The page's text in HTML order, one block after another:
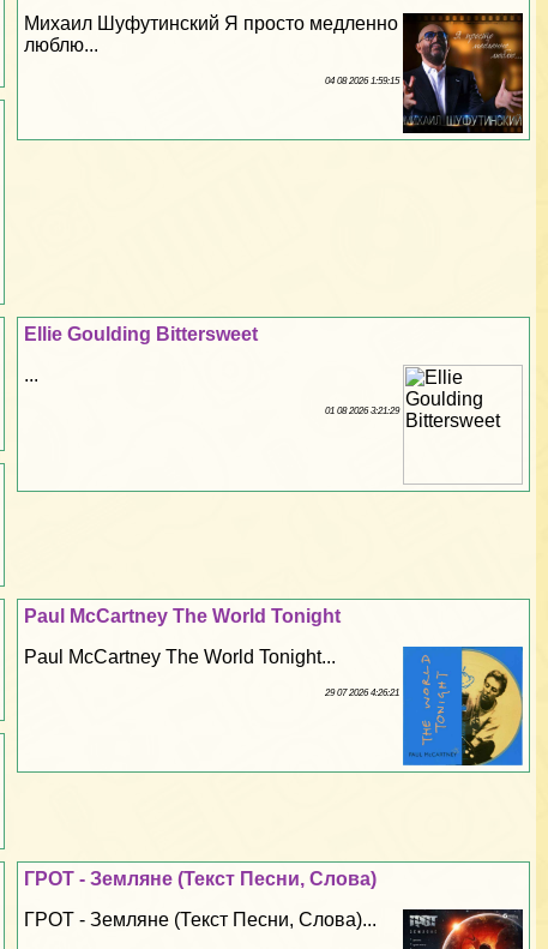
Михаил Шуфутинский Я просто медленно
люблю...
04 08 2026 1:59:15
Ellie Goulding Bittersweet
...
01 08 2026 3:21:29
Paul McCartney The World Tonight
Paul McCartney The World Tonight...
29 07 2026 4:26:21
ГРОТ - Земляне (Текст Песни, Слова)
ГРОТ - Земляне (Текст Песни, Слова)...